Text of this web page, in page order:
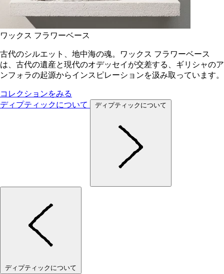
ワックス フラワーベース
古代のシルエット、地中海の魂。ワックス フラワーベース
は、古代の遺産と現代のオデッセイが交差する、ギリシャのア
ンフォラの起源からインスピレーションを汲み取っています。
コレクションをみる
ディプティックについて
ディプティックについて
ディプティックについて